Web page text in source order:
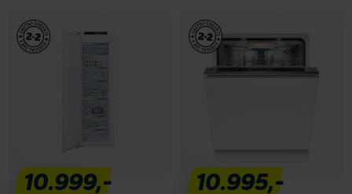
10.999,- 10.995,-